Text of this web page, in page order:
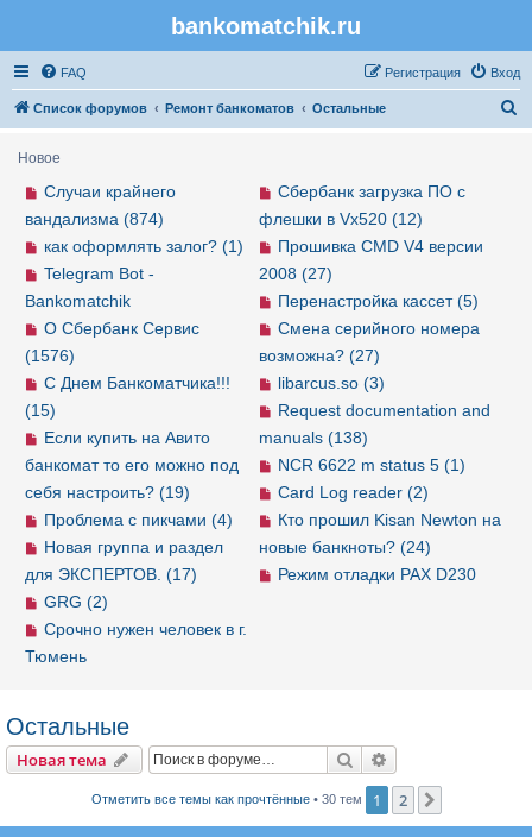
bankomatchik.ru
FAQ Вход
Регистрация
Список форумов Ремонт банкоматов Остальные
Новое
Сбербанк загрузка ПО с
флешки в Vx520 (12)
Прошивка CMD V4 версии
2008 (27)
Перенастройка кассет (5)
Смена серийного номера
возможна? (27)
libarcus.so (3)
Request documentation and
manuals (138)
NCR 6622 m status 5 (1)
Card Log reader (2)
Кто прошил Kisan Newton на
новые банкноты? (24)
Режим отладки PAX D230
Случаи крайнего
вандализма (874)
как оформлять залог? (1)
Telegram Bot -
Bankomatchik
О Сбербанк Сервис
(1576)
С Днем Банкоматчика!!!
(15)
Если купить на Авито
банкомат то его можно под
себя настроить? (19)
Проблема с пикчами (4)
Новая группа и раздел
для ЭКСПЕРТОВ. (17)
GRG (2)
Срочно нужен человек в г.
Тюмень
Остальные
Новая тема
Новаятема Поиск
Отметить все темы как прочтённые• 30 тем 1 2